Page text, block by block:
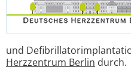
und
Herzzentrum Berlin durch.